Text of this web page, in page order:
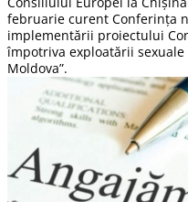
februarie curent Conferința
implementării proiectului
împotriva exploatării
Moldova”.